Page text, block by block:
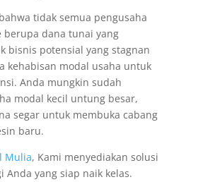
tidak semua pengusaha
dana tunai yang
bisnis potensial yang stagnan
kehabisan modal usaha untuk
Anda mungkin sudah
modal kecil untung besar,
segar untuk membuka cabang
baru.
Mulia, Kami menyediakan solusi
Anda yang siap naik kelas.